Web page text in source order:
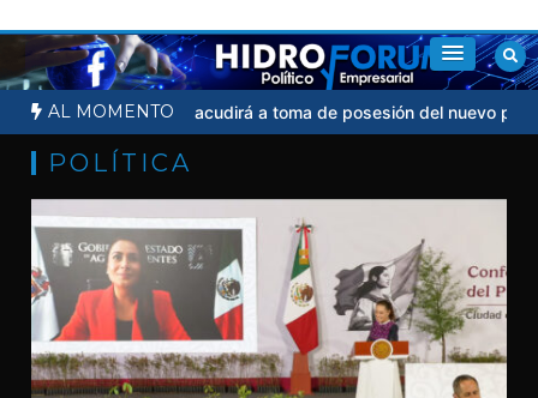
al
contenido
AL MOMENTO
Sheinbaum no acudirá a toma de posesión del nuevo
POLÍTICA